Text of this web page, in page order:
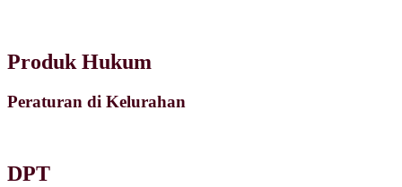
Produk Hukum
Peraturan di Kelurahan
DPT